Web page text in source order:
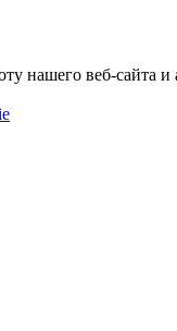
нашего веб-сайта и